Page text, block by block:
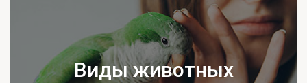
Виды животных